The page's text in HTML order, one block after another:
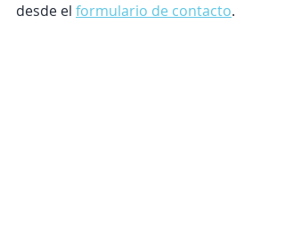
desde el formulario de contacto.